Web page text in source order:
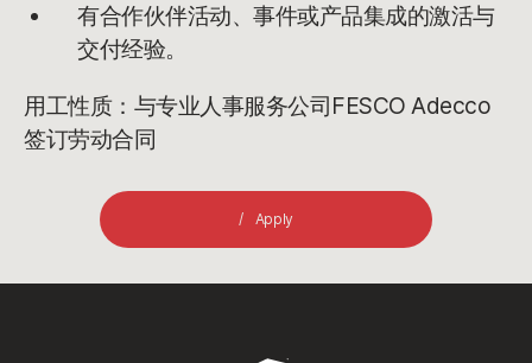
有合作伙伴活动、事件或产品集成的激活与
交付经验。
用工性质：与专业人事服务公司FESCO Adecco
签订劳动合同
Apply